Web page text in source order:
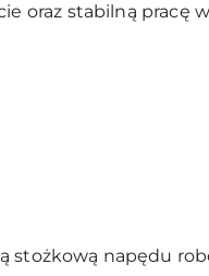
oraz stabilną
stożkową napędu